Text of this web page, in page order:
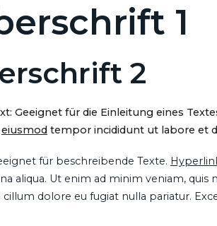
1
2
Geeignet für die Einleitung eines
eiusmod tempor incididunt ut labore et
für beschreibende Texte.
aliqua. Ut enim ad minim veniam,
cillum dolore eu fugiat nulla pariatur.